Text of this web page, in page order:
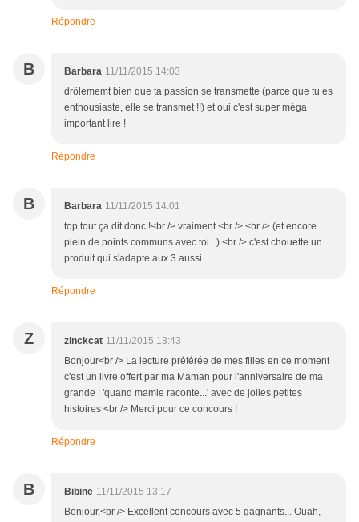
Répondre
B Barbara 11/11/2015 14:03
drôlememt bien que ta passion se transmette (parce que tu es
enthousiaste, elle se transmet !!) et oui c'est super méga
important lire !
Répondre
B Barbara 11/11/2015 14:01
top tout ça dit donc !<br /> vraiment <br /> <br /> (et encore
plein de points communs avec toi ..) <br /> c'est chouette un
produit qui s'adapte aux 3 aussi
Répondre
Z zinckcat 11/11/2015 13:43
Bonjour<br /> La lecture préférée de mes filles en ce moment
c'est un livre offert par ma Maman pour l'anniversaire de ma
grande : 'quand mamie raconte...' avec de jolies petites
histoires <br /> Merci pour ce concours !
Répondre
B Bibine 11/11/2015 13:17
Bonjour,<br /> Excellent concours avec 5 gagnants... Ouah,